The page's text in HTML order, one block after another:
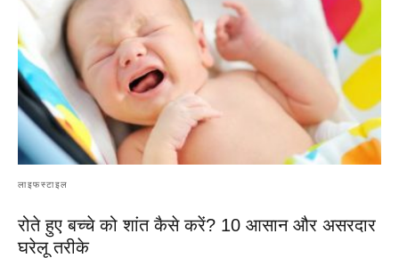
लाइफस्टाइल
रोते हुए बच्चे को शांत कैसे करें? 10 आसान और असरदार
घरेलू तरीके